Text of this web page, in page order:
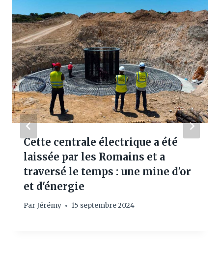
Cette centrale électrique a été
laissée par les Romains et a
traversé le temps : une mine d'or
et d'énergie
Par Jérémy 15 septembre 2024